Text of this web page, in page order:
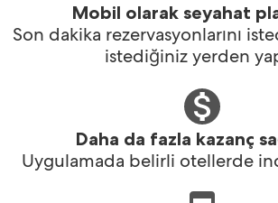
Mobil olarak seyahat
Son dakika rezervasyonlarını
istediğiniz yerden
Daha da fazla kazanç
Uygulamada belirli otellerde